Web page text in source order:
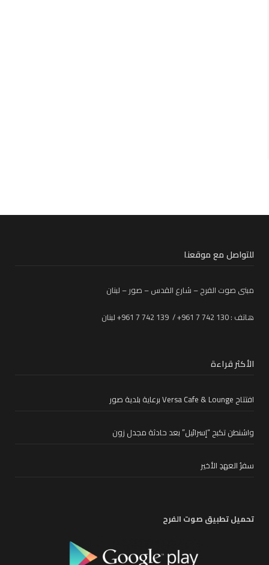
للتواصل مع موقعنا
مبنى صوت الفرح – شارع القدس – صور – لبنان
هاتف : 130 742 7 961+ / 139 742 7 961+ لبنان
الأكثر قراءة
افتتاح Versa Cafe & Lounge برعاية بلدية صور
واشنطن تكبح “إسرائيل” بعد حادثة مجدل زون
سفرُ العهدِ الأخير
تحميل تطبيق صوت الفرح